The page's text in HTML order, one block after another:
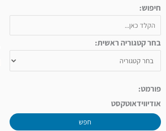
חיפוש:
בחר קטגוריה ראשית:
פורמט:
אודיווידאוטקסט
חפש